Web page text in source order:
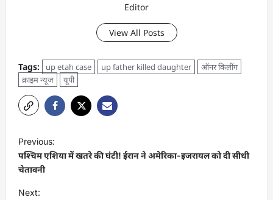
Editor
View All Posts
Tags: up etah case up father killed daughter
ऑनर किलींग
क्राइम न्यूज
यूपी
Previous:
पश्चिम एशिया में खतरे की घंटी! ईरान ने अमेरिका-इजरायल को दी सीधी
चेतावनी
Next: